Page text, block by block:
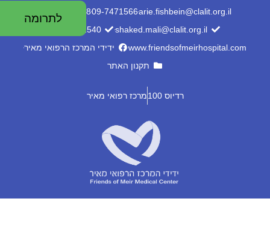
לתרומה
arie.fishbein@clalit.org.il
09-7471566
053-7556688
shaked.mali@clalit.org.il
053-7482540
www.friendsofmeirhospital.com
ידידי המרכז הרפואי מאיר
תקנון האתר
רדיוס 100 מרכז רפואי מאיר